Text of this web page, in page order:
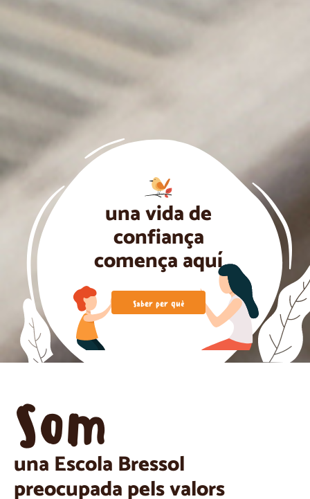
una vida de
confiança
comença aquí
Saber per què
Som
una Escola Bressol
preocupada pels valors